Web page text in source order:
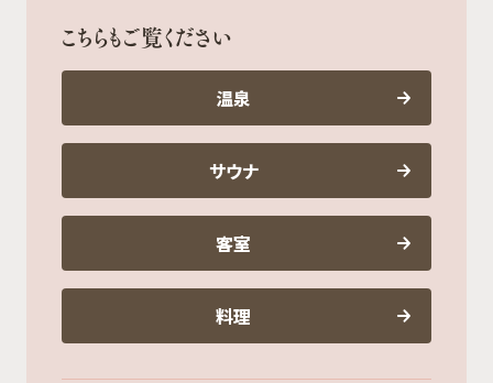
こちらもご覧ください
温泉
サウナ
客室
料理